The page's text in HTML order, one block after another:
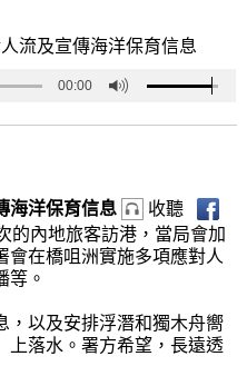
流及宣傳海洋保育信息
00:00
海洋保育信息
收聽
的內地旅客訪港，當局會加
會在橋咀洲實施多項應對人
等。
，以及安排浮潛和獨木舟嚮
上落水。署方希望，長遠透